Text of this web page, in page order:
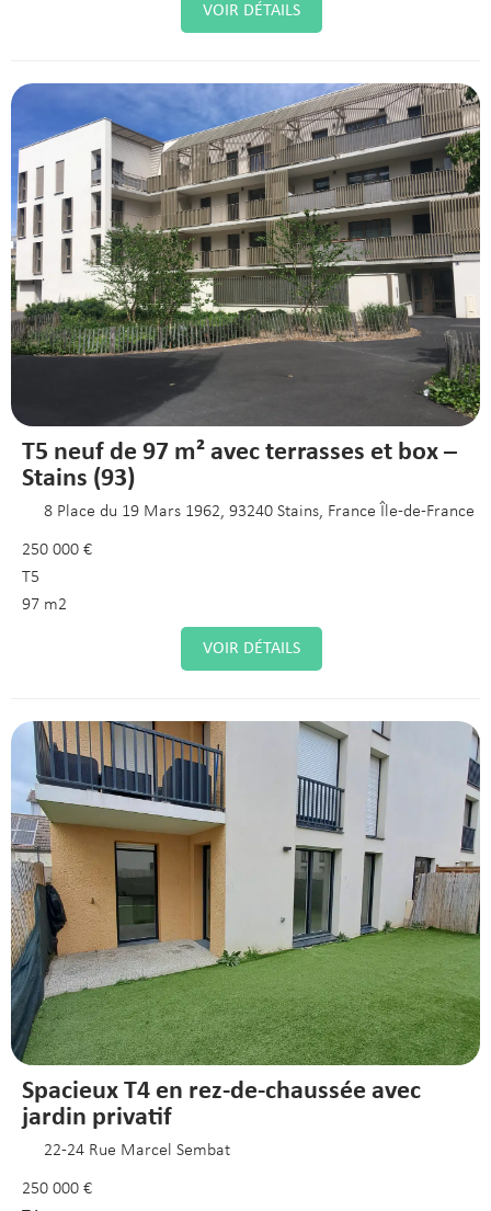
VOIR DÉTAILS
T5 neuf de 97 m² avec terrasses et box –
Stains (93)
8 Place du 19 Mars 1962, 93240 Stains, France Île-de-France
250 000 €
T5
97 m2
VOIR DÉTAILS
Spacieux T4 en rez-de-chaussée avec
jardin privatif
22-24 Rue Marcel Sembat
250 000 €